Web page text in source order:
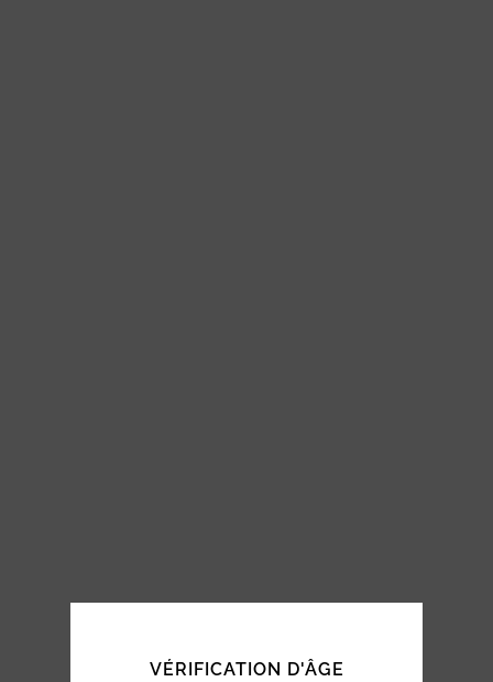
VÉRIFICATION D'ÂGE